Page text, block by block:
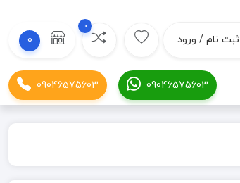
ثبت نام / ورود
0
0
09046575603
09046575603